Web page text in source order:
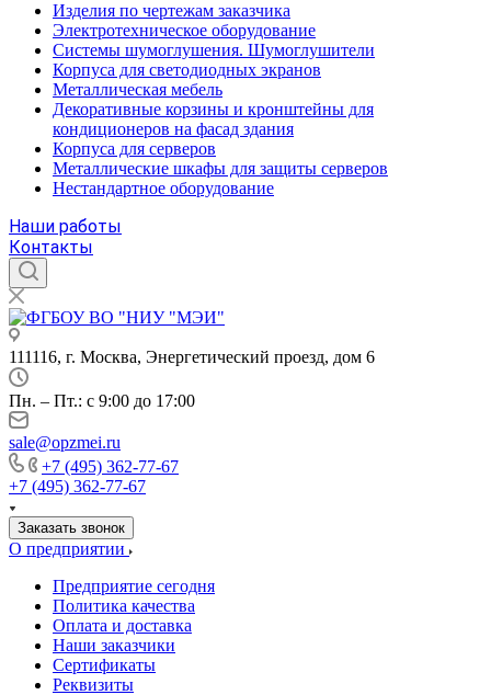
Изделия по чертежам заказчика
Электротехническое оборудование
Системы шумоглушения. Шумоглушители
Корпуса для светодиодных экранов
Металлическая мебель
Декоративные корзины и кронштейны для
кондиционеров на фасад здания
Корпуса для серверов
Металлические шкафы для защиты серверов
Нестандартное оборудование
Наши работы
Контакты
111116, г. Москва, Энергетический проезд, дом 6
Пн. – Пт.: с 9:00 до 17:00
sale@opzmei.ru
+7 (495) 362-77-67
+7 (495) 362-77-67
Заказать звонок
О предприятии
Предприятие сегодня
Политика качества
Оплата и доставка
Наши заказчики
Сертификаты
Реквизиты